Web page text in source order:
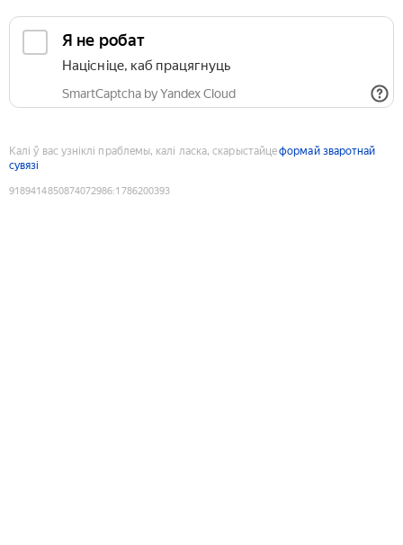
Я не робат
Націсніце, каб працягнуць
SmartCaptcha by Yandex Cloud
Калі ў вас узніклі праблемы, калі ласка, скарыстайцеформай зваротнай
сувязі
9189414850874072986:1786200393